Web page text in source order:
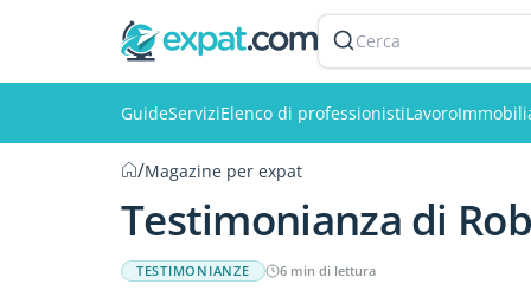
Cerca
GuideServiziElenco di professionistiLavoro
/Magazine per expat
Testimonianza di
TESTIMONIANZE 6 min di lettura